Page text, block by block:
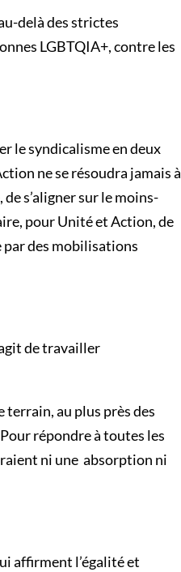
delà des strictes
LGBTQIA+, contre les
le syndicalisme en deux
ne se résoudra jamais à
s’aligner sur le moins-
pour Unité et Action, de
par des mobilisations
de travailler
terrain, au plus près des
répondre à toutes les
ni une absorption ni
affirment l’égalité et